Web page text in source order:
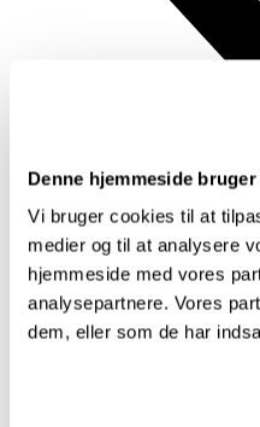
Denne hjemmeside
Vi bruger cookies til at
medier og til at analysere
hjemmeside med vores
analysepartnere. Vores
dem, eller som de har